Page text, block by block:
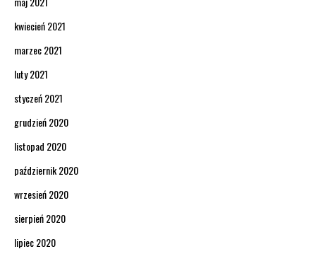
kwiecień 2021
marzec 2021
luty 2021
styczeń 2021
grudzień 2020
listopad 2020
październik 2020
wrzesień 2020
sierpień 2020
lipiec 2020